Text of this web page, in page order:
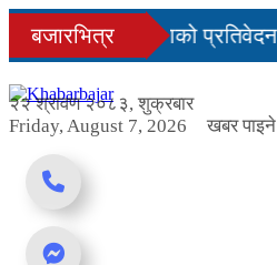
Skip
content
बजारभित्र
तीन महिनाको प्रतिवेदन
२२ श्रावण २०८३, शुक्रबार
Friday, August 7, 2026
खबर